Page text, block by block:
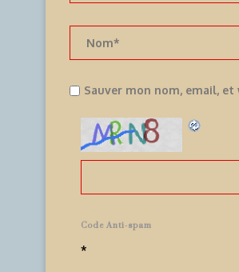
Sauver mon nom, email,
Code Anti-spam
*